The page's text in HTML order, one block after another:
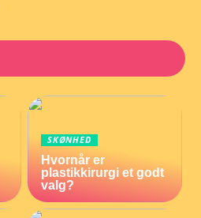
SKØNHED
Hvornår er
plastikkirurgi et godt
valg?